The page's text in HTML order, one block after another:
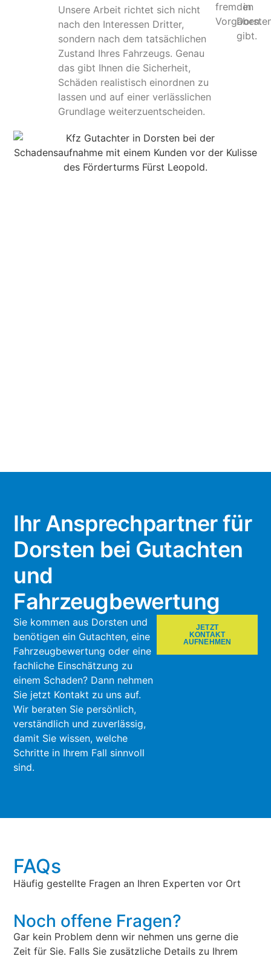
Unsere Arbeit richtet sich nicht
nach den Interessen Dritter,
sondern nach dem tatsächlichen
Zustand Ihres Fahrzeugs. Genau
das gibt Ihnen die Sicherheit,
Schäden realistisch einordnen zu
lassen und auf einer verlässlichen
Grundlage weiterzuentscheiden.
fremden
Vorgaben.
in
gibt.
Ihr Ansprechpartner für
Dorsten bei Gutachten
und
Fahrzeugbewertung
Sie kommen aus Dorsten und
benötigen ein Gutachten, eine
Fahrzeugbewertung oder eine
fachliche Einschätzung zu
einem Schaden? Dann nehmen
Sie jetzt Kontakt zu uns auf.
Wir beraten Sie persönlich,
verständlich und zuverlässig,
damit Sie wissen, welche
Schritte in Ihrem Fall sinnvoll
sind.
JETZT
KONTAKT
AUFNEHMEN
FAQs
Häufig gestellte Fragen an Ihren Experten vor Ort
Noch offene Fragen?
Gar kein Problem denn wir nehmen uns gerne die
Zeit für Sie. Falls Sie zusätzliche Details zu Ihrem